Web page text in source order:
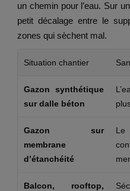
un chemin pour l’eau. Sur
petit décalage entre le
zones qui sèchent mal.
Situation chantier
Gazon synthétique
sur dalle béton
Gazon sur
membrane
d’étanchéité
Le
Balcon, rooftop,